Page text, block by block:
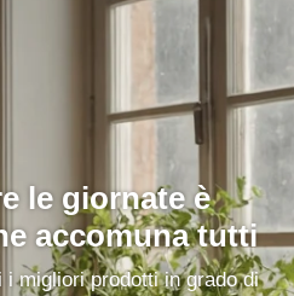
le giornate è
accomuna tutti
i migliori prodotti in grado di